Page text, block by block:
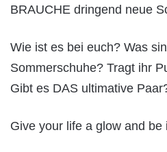
BRAUCHE dringend neue
Wie ist es bei euch? Was
Sommerschuhe? Tragt ihr
Gibt es DAS ultimative
Give your life a glow and